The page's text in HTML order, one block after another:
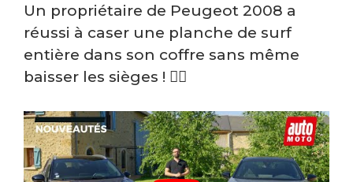
Un propriétaire de Peugeot 2008 a
réussi à caser une planche de surf
entière dans son coffre sans même
baisser les sièges ! 🏄‍♂️